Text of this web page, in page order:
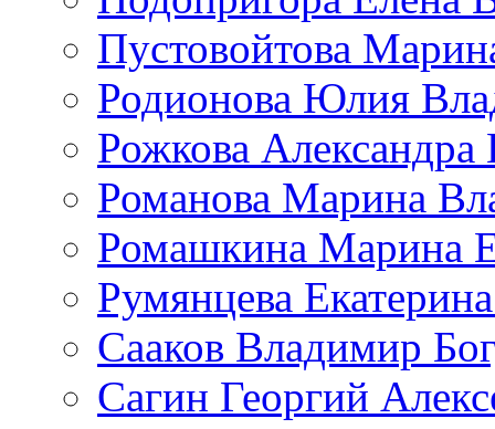
Пустовойтова
Родионова Юлия
Рожкова Александра
Романова Марина
Ромашкина Марина
Румянцева
Сааков Владимир
Сагин Георгий